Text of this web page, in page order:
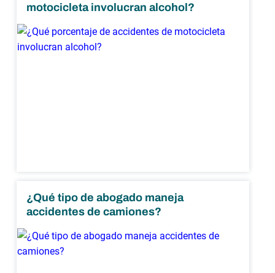
motocicleta involucran alcohol?
¿Qué tipo de abogado maneja
accidentes de camiones?